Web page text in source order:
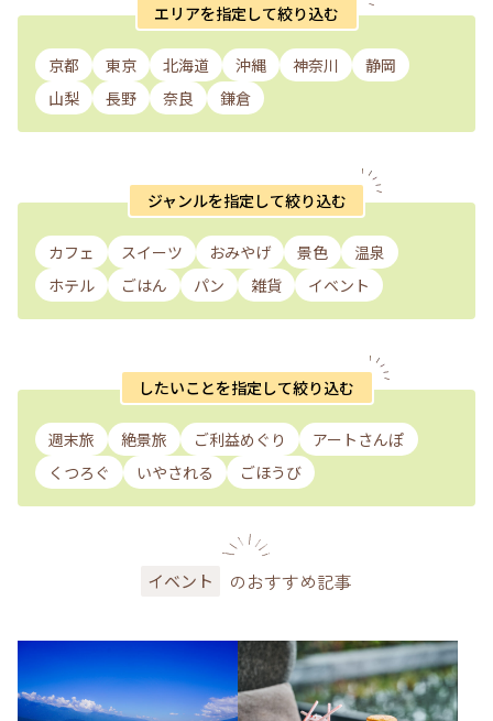
エリアを指定して絞り込む
京都 東京 北海道 沖縄 神奈川
静岡
山梨
長野 奈良 鎌倉
ジャンルを指定して絞り込む
カフェ スイーツ おみやげ 景色
温泉
ホテル
ごはん パン 雑貨 イベント
したいことを指定して絞り込む
週末旅 絶景旅 ご利益めぐり
アートさんぽ
くつろぐ
いやされる ごほうび
イベント のおすすめ記事